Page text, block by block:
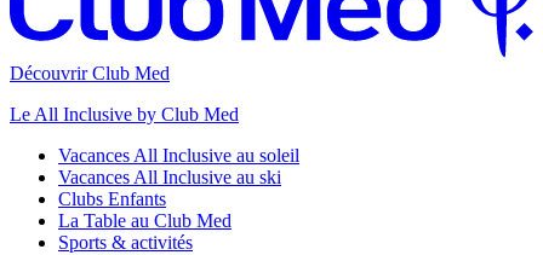
Découvrir Club Med
Le All Inclusive by Club Med
Vacances All Inclusive au soleil
Vacances All Inclusive au ski
Clubs Enfants
La Table au Club Med
Sports & activités